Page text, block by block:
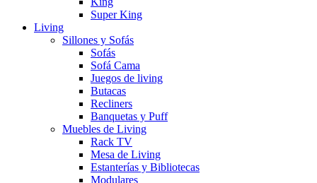
Super King
Living
Sillones y Sofás
Sofás
Sofá Cama
Juegos de living
Butacas
Recliners
Banquetas y Puff
Muebles de Living
Rack TV
Mesa de Living
Estanterías y Bibliotecas
Modulares